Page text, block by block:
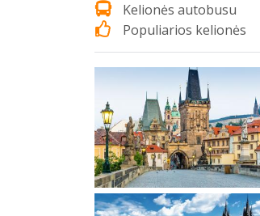
Kelionės autobusu
Populiarios kelionės